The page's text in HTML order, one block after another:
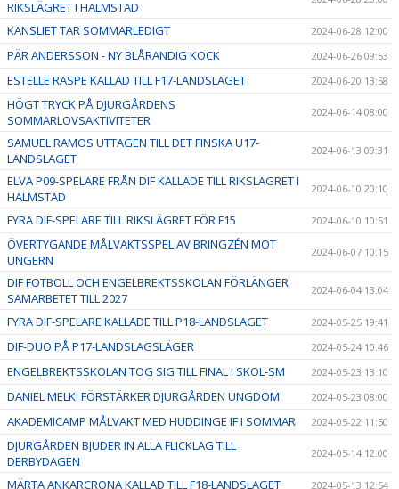
RIKSLÄGRET I HALMSTAD
KANSLIET TAR SOMMARLEDIGT 2024-06-28 12:00
PÄR ANDERSSON - NY BLÅRANDIG KOCK 2024-06-26 09:53
ESTELLE RASPE KALLAD TILL F17-LANDSLAGET 2024-06-20 13:58
HÖGT TRYCK PÅ DJURGÅRDENS
SOMMARLOVSAKTIVITETER
2024-06-14 08:00
SAMUEL RAMOS UTTAGEN TILL DET FINSKA U17-
LANDSLAGET
2024-06-13 09:31
ELVA P09-SPELARE FRÅN DIF KALLADE TILL RIKSLÄGRET I
HALMSTAD
2024-06-10 20:10
FYRA DIF-SPELARE TILL RIKSLÄGRET FÖR F15 2024-06-10 10:51
ÖVERTYGANDE MÅLVAKTSSPEL AV BRINGZÉN MOT
UNGERN
2024-06-07 10:15
DIF FOTBOLL OCH ENGELBREKTSSKOLAN FÖRLÄNGER
SAMARBETET TILL 2027
2024-06-04 13:04
FYRA DIF-SPELARE KALLADE TILL P18-LANDSLAGET 2024-05-25 19:41
DIF-DUO PÅ P17-LANDSLAGSLÄGER 2024-05-24 10:46
ENGELBREKTSSKOLAN TOG SIG TILL FINAL I SKOL-SM 2024-05-23 13:10
DANIEL MELKI FÖRSTÄRKER DJURGÅRDEN UNGDOM 2024-05-23 08:00
AKADEMICAMP MÅLVAKT MED HUDDINGE IF I SOMMAR 2024-05-22 11:50
DJURGÅRDEN BJUDER IN ALLA FLICKLAG TILL
DERBYDAGEN
2024-05-14 12:00
MÄRTA ANKARCRONA KALLAD TILL F18-LANDSLAGET 2024-05-13 12:54